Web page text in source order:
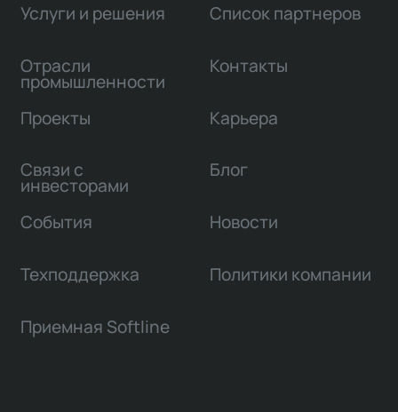
Услуги и решения
Отрасли
промышленности
Проекты
Связи с
инвесторами
Список партнеров
Контакты
Карьера
Блог
События Новости
Техподдержка Политики компании
Приемная Softline